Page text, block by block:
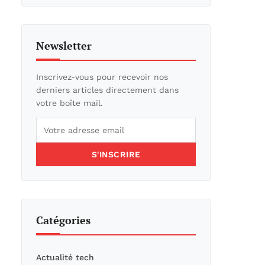
Newsletter
Inscrivez-vous pour recevoir nos
derniers articles directement dans
votre boîte mail.
S'INSCRIRE
Catégories
Actualité tech